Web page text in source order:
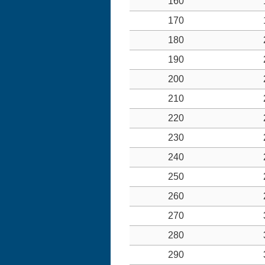
170
180
190
200
210
220
230
240
250
260
270
280
290